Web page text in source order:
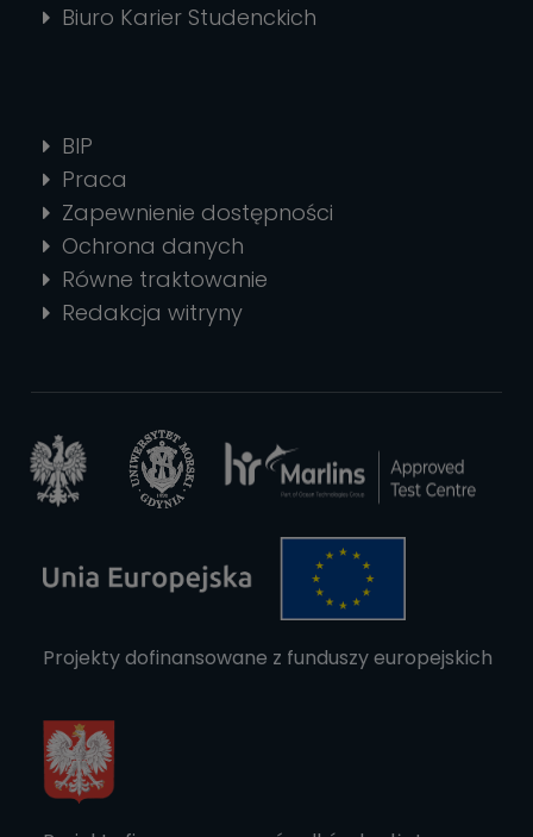
Biuro Karier Studenckich
BIP
Praca
Zapewnienie dostępności
Ochrona danych
Równe traktowanie
Redakcja witryny
Projekty dofinansowane z funduszy europejskich